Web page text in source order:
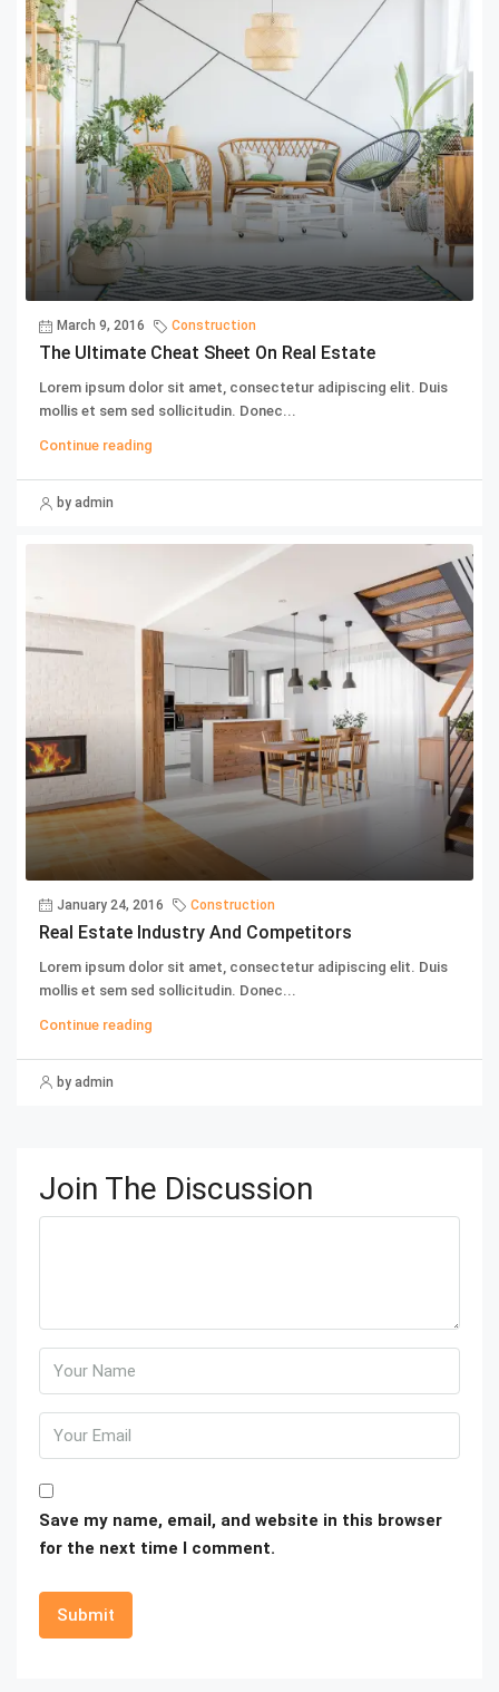
March 9, 2016 Construction
The Ultimate Cheat Sheet On Real Estate
Lorem ipsum dolor sit amet, consectetur adipiscing elit. Duis
mollis et sem sed sollicitudin. Donec...
Continue reading
by admin
January 24, 2016 Construction
Real Estate Industry And Competitors
Lorem ipsum dolor sit amet, consectetur adipiscing elit. Duis
mollis et sem sed sollicitudin. Donec...
Continue reading
by admin
Join The Discussion
Save my name, email, and website in this browser
for the next time I comment.